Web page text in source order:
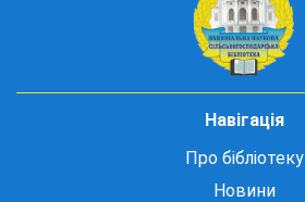
Навігація
Про бібліотеку
Новини